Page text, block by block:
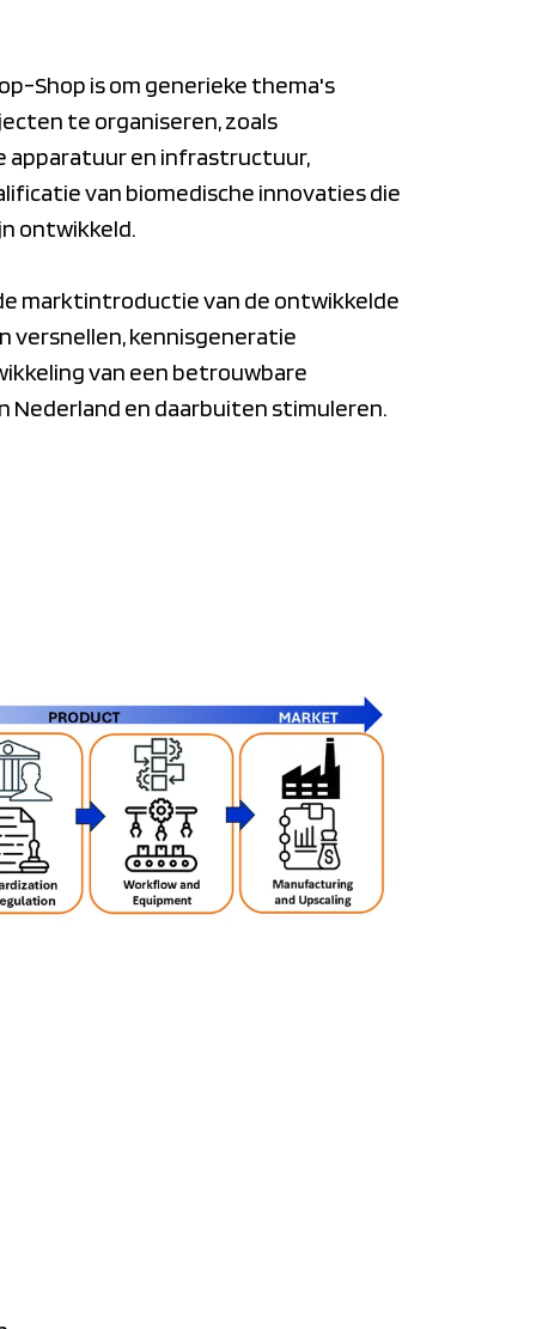
Shop is om generieke thema's
te organiseren, zoals
apparatuur en infrastructuur,
van biomedische innovaties die
ontwikkeld.
marktintroductie van de ontwikkelde
versnellen, kennisgeneratie
van een betrouwbare
Nederland en daarbuiten stimuleren.